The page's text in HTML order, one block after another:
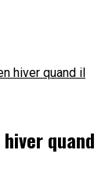
hiver quand il
quand